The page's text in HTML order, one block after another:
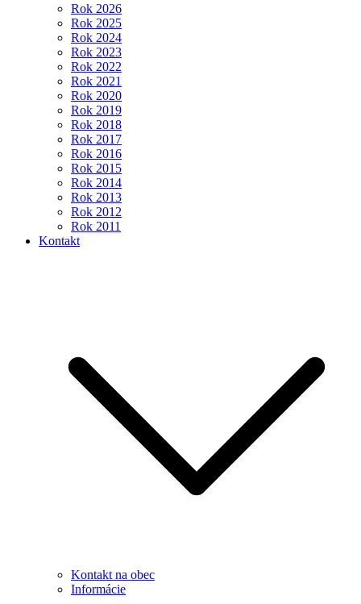
Rok 2026
Rok 2025
Rok 2024
Rok 2023
Rok 2022
Rok 2021
Rok 2020
Rok 2019
Rok 2018
Rok 2017
Rok 2016
Rok 2015
Rok 2014
Rok 2013
Rok 2012
Rok 2011
Kontakt
Kontakt na obec
Informácie